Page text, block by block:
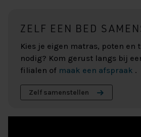
ZELF EEN BED
Kies je eigen matras, poten en
nodig? Kom gerust langs bij
filialen of maak een afspraak .
Zelf samenstellen